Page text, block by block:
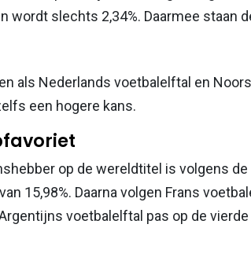
wordt slechts 2,34%. Daarmee staan
als Nederlands voetbalelftal en
een hogere kans.
op de wereldtitel is volgens
15,98%. Daarna volgen Frans
voetbalelftal pas op de